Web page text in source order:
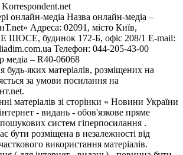
онлайн-медіа Назва онлайн-медіа –
Адреса: 02091, місто Київ,
будинок 172-Б, офіс 208/1 E-mail:
Телефон: 044-205-43-00
медіа – R40-06068
будь-яких матеріалів, розміщених на
за умови посилання на
матеріалів зі сторінки « Новини України
- видань - обов'язкове пряме
систем гіперпосилання .
бути розміщена в незалежності від
використання матеріалів.